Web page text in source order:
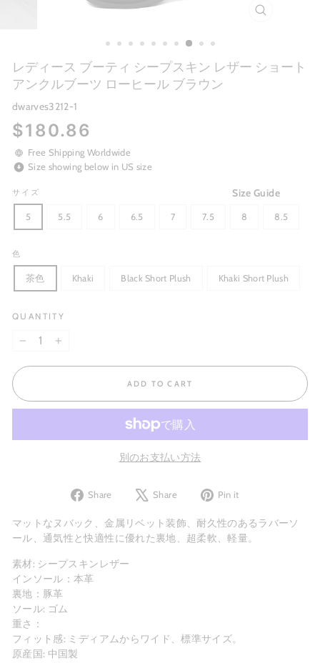
レディース ブーティ シープスキン レザー ショート
アンクルブーツ ローヒール ブラウン
dwarves3212-1
Regular
price
$180.86
Free Shipping Worldwide
Size showing below in US size
Size Guide
サイズ
5 5.5 6 6.5 7 7.5 8 8.5
色
茶色 Khaki Black Short Plush Khaki Short Plush
QUANTITY
ADD TO CART
別のお支払い方法
Share
Share
Facebook
Share
Tweet
X
Pin it
Pinterest
マットなヌバック、金属リベット装飾、耐久性のあるラバーソ
ール、通気性と快適性に優れた裏地、超柔軟、軽量。
素材: シープスキンレザー
インソール：本革
裏地：豚革
ソール: ゴム
重さ：
フィット感: ミディアムからワイド、標準サイズ。
原産国: 中国製